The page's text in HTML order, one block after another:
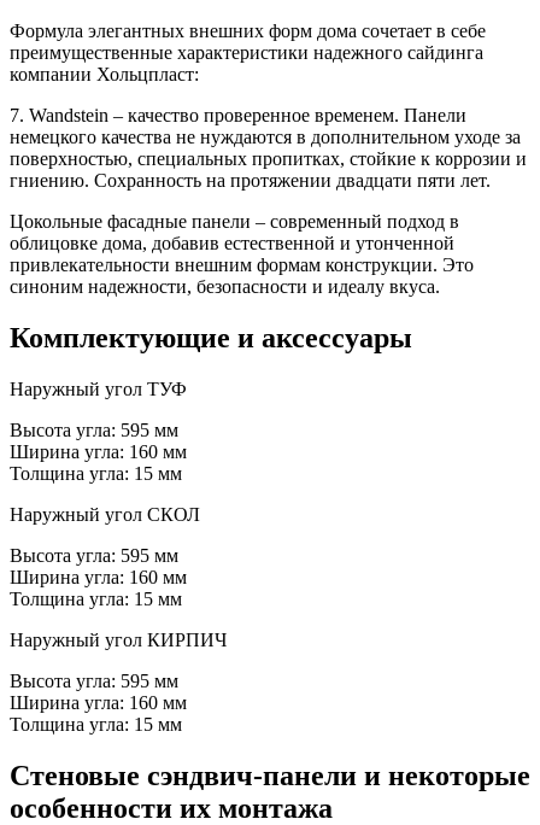
Формула элегантных внешних форм дома сочетает в себе
преимущественные характеристики надежного сайдинга
компании Хольцпласт:
7. Wandstein – качество проверенное временем. Панели
немецкого качества не нуждаются в дополнительном уходе за
поверхностью, специальных пропитках, стойкие к коррозии и
гниению. Сохранность на протяжении двадцати пяти лет.
Цокольные фасадные панели – современный подход в
облицовке дома, добавив естественной и утонченной
привлекательности внешним формам конструкции. Это
синоним надежности, безопасности и идеалу вкуса.
Комплектующие и аксессуары
Наружный угол ТУФ
Высота угла: 595 мм
Ширина угла: 160 мм
Толщина угла: 15 мм
Наружный угол СКОЛ
Высота угла: 595 мм
Ширина угла: 160 мм
Толщина угла: 15 мм
Наружный угол КИРПИЧ
Высота угла: 595 мм
Ширина угла: 160 мм
Толщина угла: 15 мм
Стеновые сэндвич-панели и некоторые
особенности их монтажа